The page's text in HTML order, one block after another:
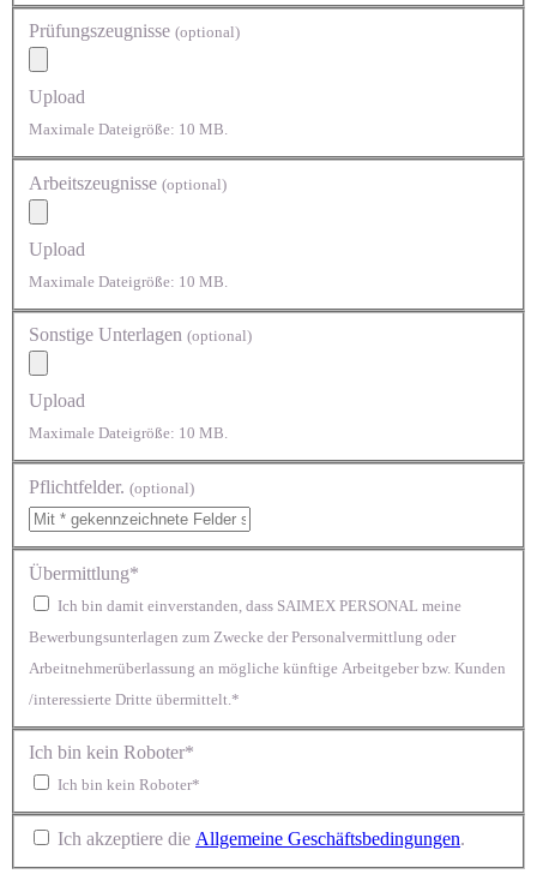
Prüfungszeugnisse (optional)
Upload
Maximale Dateigröße: 10 MB.
Arbeitszeugnisse (optional)
Upload
Maximale Dateigröße: 10 MB.
Sonstige Unterlagen (optional)
Upload
Maximale Dateigröße: 10 MB.
Pflichtfelder. (optional)
Übermittlung*
Ich bin damit einverstanden, dass SAIMEX PERSONAL meine
Bewerbungsunterlagen zum Zwecke der Personalvermittlung oder
Arbeitnehmerüberlassung an mögliche künftige Arbeitgeber bzw. Kunden
/interessierte Dritte übermittelt.*
Ich bin kein Roboter*
Ich bin kein Roboter*
Ich akzeptiere die Allgemeine Geschäftsbedingungen.